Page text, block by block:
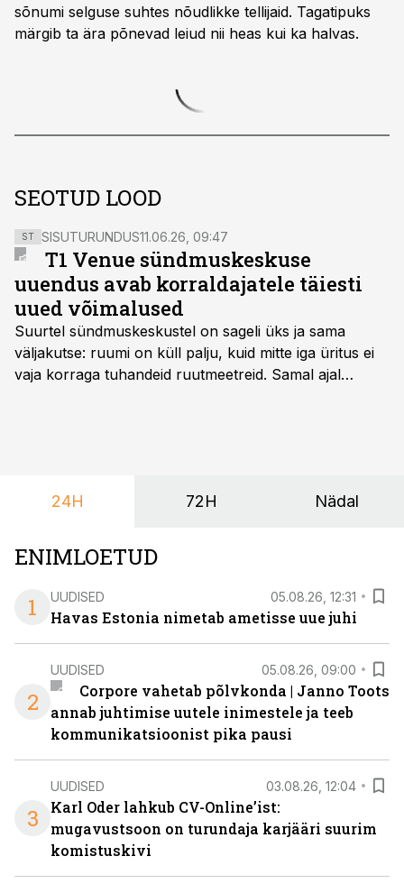
sõnumi selguse suhtes nõudlikke tellijaid. Tagatipuks
märgib ta ära põnevad leiud nii heas kui ka halvas.
SEOTUD LOOD
ST SISUTURUNDUS11.06.26, 09:47
T1 Venue sündmuskeskuse
uuendus avab korraldajatele täiesti
uued võimalused
Suurtel sündmuskeskustel on sageli üks ja sama
väljakutse: ruumi on küll palju, kuid mitte iga üritus ei
vaja korraga tuhandeid ruutmeetreid. Samal ajal
nendele vajadustele vastanud uuendusega, mis pakub
24H 72H Nädal
ENIMLOETUD
1
UUDISED 05.08.26, 12:31
Havas Estonia nimetab ametisse uue juhi
2
UUDISED 05.08.26, 09:00
Corpore vahetab põlvkonda | Janno Toots
annab juhtimise uutele inimestele ja teeb
kommunikatsioonist pika pausi
3
UUDISED 03.08.26, 12:04
Karl Oder lahkub CV-Online’ist:
mugavustsoon on turundaja karjääri suurim
komistuskivi